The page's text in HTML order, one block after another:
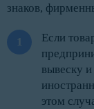
знаков,
Если
вывеску
этом